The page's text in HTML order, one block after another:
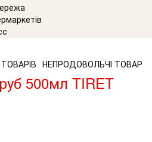
НЕПРОДОВОЛЬЧІ ТОВАРИ
500мл TIRET